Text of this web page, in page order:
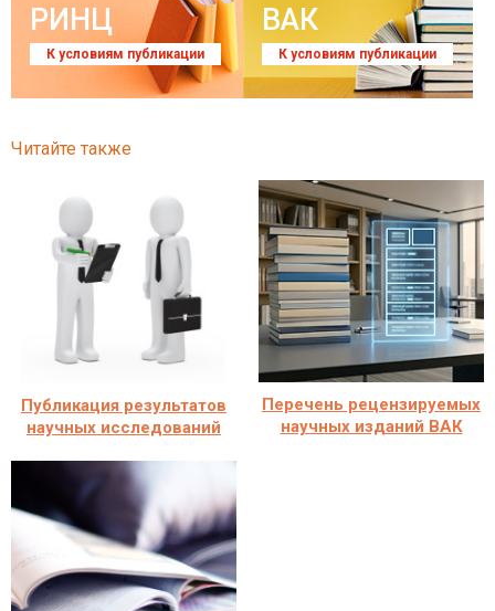
РИНЦ
К условиям публикации
ВАК
К условиям публикации
Читайте также
Публикация результатов
научных исследований
Перечень рецензируемых
научных изданий ВАК